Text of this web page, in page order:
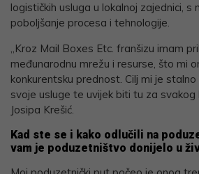
logističkih usluga u lokalnoj zajednici, s
poboljšanje procesa i tehnologije.
„Kroz Mail Boxes Etc. franšizu imam
međunarodnu mrežu i resurse, što mi
konkurentsku prednost. Cilj mi je
svoje usluge te uvijek biti tu za svakog
Josipa Krešić.
Kad ste se i kako odlučili na
vam je poduzetništvo donijelo u